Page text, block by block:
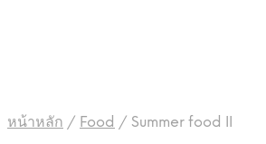
หน้าหลัก / Food / Summer food II